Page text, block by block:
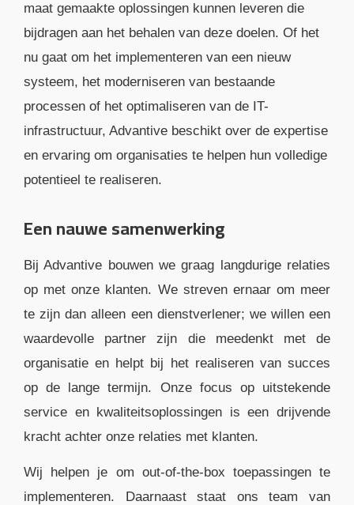
maat gemaakte oplossingen kunnen leveren die
bijdragen aan het behalen van deze doelen. Of het
nu gaat om het implementeren van een nieuw
systeem, het moderniseren van bestaande
processen of het optimaliseren van de IT-
infrastructuur, Advantive beschikt over de expertise
en ervaring om organisaties te helpen hun volledige
potentieel te realiseren.
Een nauwe samenwerking
Bij Advantive bouwen we graag langdurige relaties
op met onze klanten. We streven ernaar om meer
te zijn dan alleen een dienstverlener; we willen een
waardevolle partner zijn die meedenkt met de
organisatie en helpt bij het realiseren van succes
op de lange termijn. Onze focus op uitstekende
service en kwaliteitsoplossingen is een drijvende
kracht achter onze relaties met klanten.
Wij helpen je om out-of-the-box toepassingen te
implementeren. Daarnaast staat ons team van